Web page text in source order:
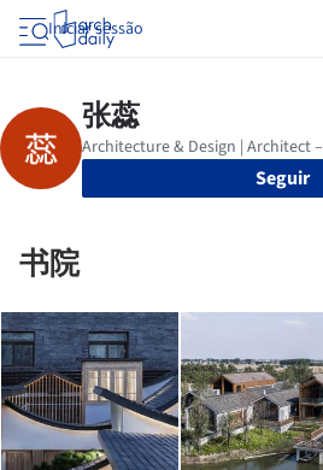
Iniciar sessão
Seguir
书院